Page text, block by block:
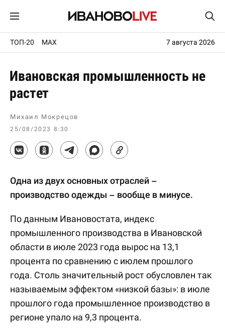
ТОП-20 MAX 7 августа 2026
Ивановская промышленность не
растет
Михаил Мокрецов
25/08/2023 8:30
Одна из двух основных отраслей –
производство одежды – вообще в минусе.
По данным Ивановостата, индекс
промышленного производства в Ивановской
области в июле 2023 года вырос на 13,1
процента по сравнению с июлем прошлого
года. Столь значительный рост обусловлен так
называемым эффектом «низкой базы»: в июле
прошлого года промышленное производство в
регионе упало на 9,3 процента.